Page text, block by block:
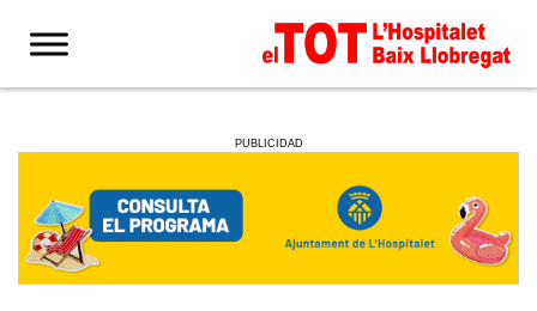
PUBLICIDAD